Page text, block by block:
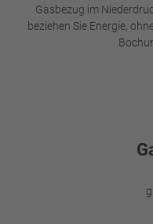
Gasbezug im
beziehen Sie Energie,